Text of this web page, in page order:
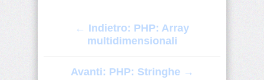
← Indietro: PHP: Array
multidimensionali
Avanti: PHP: Stringhe →